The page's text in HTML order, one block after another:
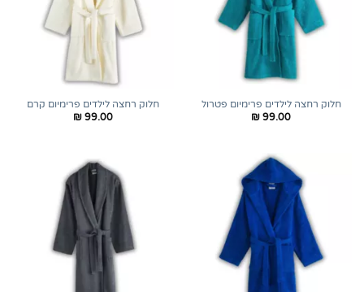
חלוק רחצה לילדים פרימיום פטרול
₪ 99.00
חלוק רחצה לילדים פרימיום קרם
₪ 99.00